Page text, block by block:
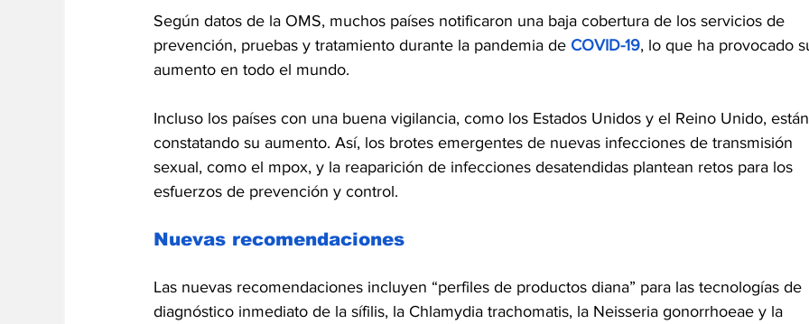
Según datos de la OMS, muchos países notificaron una baja cobertura de los servicios de
prevención, pruebas y tratamiento durante la pandemia de COVID-19, lo que ha provocado
aumento en todo el mundo.
Incluso los países con una buena vigilancia, como los Estados Unidos y el Reino Unido, están
constatando su aumento. Así, los brotes emergentes de nuevas infecciones de transmisión
sexual, como el mpox, y la reaparición de infecciones desatendidas plantean retos para los
esfuerzos de prevención y control.
Nuevas recomendaciones
Las nuevas recomendaciones incluyen “perfiles de productos diana” para las tecnologías de
diagnóstico inmediato de la sífilis, la Chlamydia trachomatis, la Neisseria gonorrhoeae y la